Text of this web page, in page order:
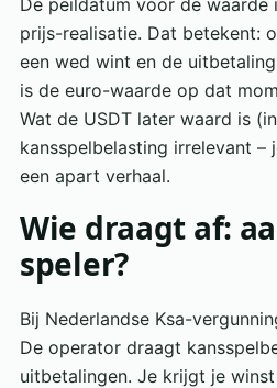
De peildatum voor de waarde
prijs-realisatie. Dat betekent:
een wed wint en de
is de euro-waarde op dat
Wat de USDT later waard is
kansspelbelasting irrelevant –
een apart verhaal.
Wie draagt af:
speler?
Bij Nederlandse Ksa-
De operator draagt
uitbetalingen. Je krijgt je